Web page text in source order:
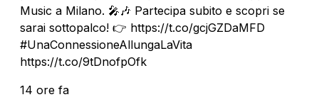
Music a Milano. 🎤🎶 Partecipa subito e scopri se
sarai sottopalco! 👉 https://t.co/gcjGZDaMFD
#UnaConnessioneAllungaLaVita
https://t.co/9tDnofpOfk
14 ore fa